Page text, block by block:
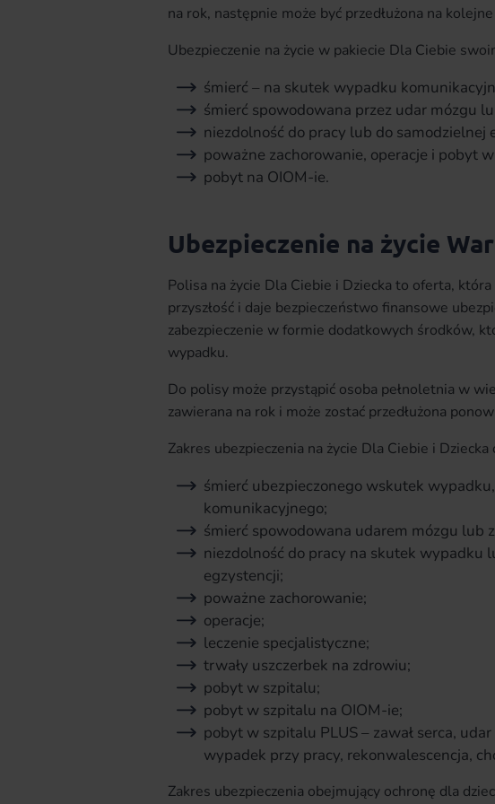
na rok, następnie może być przedłużona na
Ubezpieczenie na życie w pakiecie Dla Ciebie
śmierć – na skutek wypadku
śmierć spowodowana przez udar mózgu
niezdolność do pracy lub do samodzielnej
poważne zachorowanie, operacje i pobyt
pobyt na OIOM-ie.
Ubezpieczenie na życie
Polisa na życie Dla Ciebie i Dziecka to oferta,
przyszłość i daje bezpieczeństwo finansowe
zabezpieczenie w formie dodatkowych środków,
wypadku.
Do polisy może przystąpić osoba pełnoletnia w
zawierana na rok i może zostać przedłużona
Zakres ubezpieczenia na życie Dla Ciebie i Dziecka
śmierć ubezpieczonego wskutek
komunikacyjnego;
śmierć spowodowana udarem mózgu lub
niezdolność do pracy na skutek wypadku
egzystencji;
poważne zachorowanie;
operacje;
leczenie specjalistyczne;
trwały uszczerbek na zdrowiu;
pobyt w szpitalu;
pobyt w szpitalu na OIOM-ie;
pobyt w szpitalu PLUS – zawał serca,
wypadek przy pracy, rekonwalescencja,
Zakres ubezpieczenia obejmujący ochronę dla